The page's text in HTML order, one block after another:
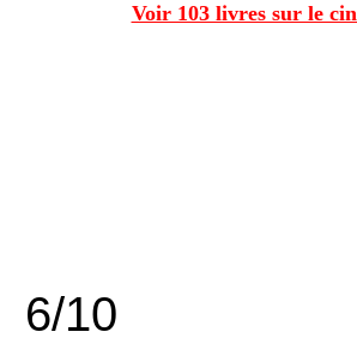
Voir 103 livres sur le
6/10